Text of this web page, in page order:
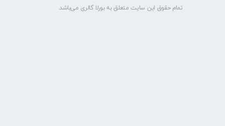
تمام حقوق این سایت متعلق به بورلا گالری می‌باشد.